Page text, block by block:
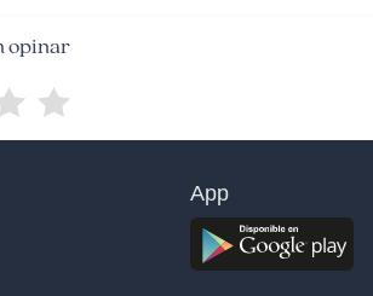
opinar
App